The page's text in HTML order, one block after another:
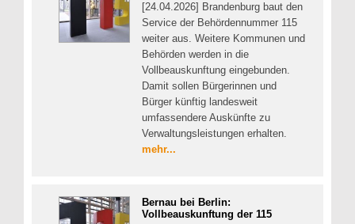
[24.04.2026] Brandenburg baut den
Service der Behördennummer 115
weiter aus. Weitere Kommunen und
Behörden werden in die
Vollbeauskunftung eingebunden.
Damit sollen Bürgerinnen und
Bürger künftig landesweit
umfassendere Auskünfte zu
Verwaltungsleistungen erhalten.
mehr...
Bernau bei Berlin:
Vollbeauskunftung der 115